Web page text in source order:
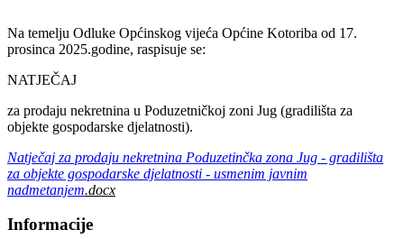
Na temelju Odluke Općinskog vijeća Općine Kotoriba od 17.
prosinca 2025.godine, raspisuje se:
NATJEČAJ
za prodaju nekretnina u Poduzetničkoj zoni Jug (gradilišta za
objekte gospodarske djelatnosti).
Natječaj za prodaju nekretnina Poduzetinčka zona Jug - gradilišta
za objekte gospodarske djelatnosti - usmenim javnim
nadmetanjem.docx
Informacije